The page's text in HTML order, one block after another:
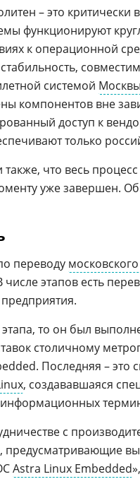
– это
функционируют
к операционной
системой Москвы
компонентов вне
доступ к
только
что весь
уже завершен.
переводу
этапов есть
этапа, то он был
столичному
Последняя – это
, создававшаяся
с
предусматривающие
Astra Linux Embedded